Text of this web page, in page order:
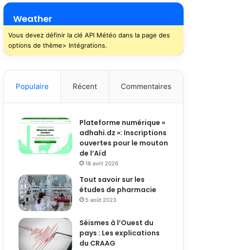
Weather
Vous devez définir la clé API Météo dans la page des
options de thème> Intégrations.
Populaire Récent Commentaires
Plateforme numérique «
adhahi.dz »: Inscriptions
ouvertes pour le mouton
de l’Aïd
18 avril 2026
Tout savoir sur les
études de pharmacie
5 août 2023
Séismes à l’Ouest du
pays : Les explications
du CRAAG